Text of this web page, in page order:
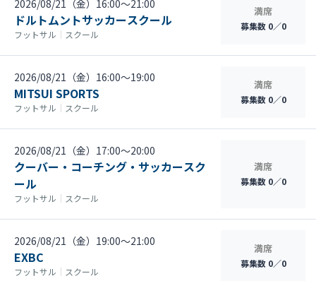
2026/08/21（金）16:00〜21:00
ドルトムントサッカースクール
フットサル ｜ スクール
満席
募集数 0／0
2026/08/21（金）16:00〜19:00
MITSUI SPORTS
フットサル ｜ スクール
満席
募集数 0／0
2026/08/21（金）17:00〜20:00
クーバー・コーチング・サッカースク
ール
フットサル ｜ スクール
満席
募集数 0／0
2026/08/21（金）19:00〜21:00
EXBC
フットサル ｜ スクール
満席
募集数 0／0